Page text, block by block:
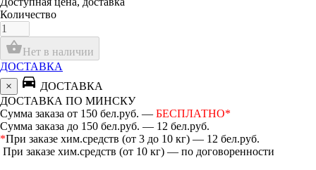
Количество
shopping_basketНет в наличии
ДОСТАВКА
×
directions_car ДОСТАВКА
ДОСТАВКА ПО МИНСКУ
Сумма заказа от 150 бел.руб. — БЕСПЛАТНО*
Сумма заказа до 150 бел.руб. — 12 бел.руб.
*При заказе хим.средств (от 3 до 10 кг) — 12 бел.руб.
При заказе хим.средств (от 10 кг) — по договоренности